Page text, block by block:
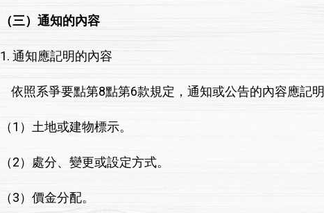
（三）通知的內容
1. 通知應記明的內容
依照系爭要點第8點第6款規定，通知或公告的內容應記明
（1）土地或建物標示。
（2）處分、變更或設定方式。
（3）價金分配。